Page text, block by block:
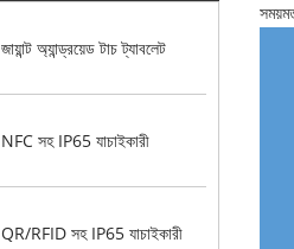
জায়ান্ট অ্যান্ড্রয়েড টাচ ট্যাবলেট
NFC সহ IP65 যাচাইকারী
QR/RFID সহ IP65 যাচাইকারী